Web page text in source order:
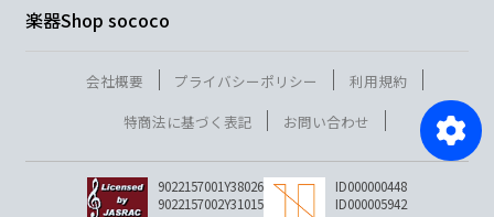
楽器Shop sococo
会社概要 プライバシーポリシー
利用規約
特商法に基づく表記
お問い合わせ
9022157001Y38026
9022157002Y31015
ID000000448
ID000005942